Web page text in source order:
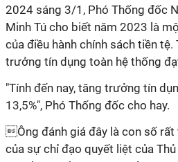
2024 sáng 3/1, Phó Thống đốc
Minh Tú cho biết năm 2023 là
của điều hành chính sách tiền
trưởng tín dụng toàn hệ thống
"Tính đến nay, tăng trưởng tín
13,5%", Phó Thống đốc cho hay.
Ông đánh giá đây là con số
của sự chỉ đạo quyết liệt của